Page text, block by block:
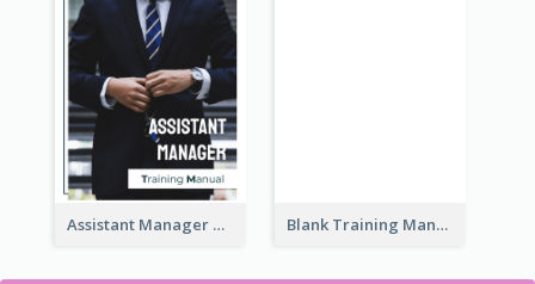
Assistant Manager Training Manual Blank Training Manual